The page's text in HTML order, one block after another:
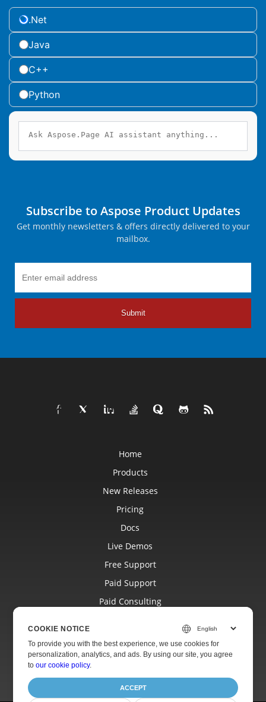
.Net
Java
C++
Python
Subscribe to Aspose Product Updates
Get monthly newsletters & offers directly delivered to your
mailbox.
Submit
Home
Products
New Releases
Pricing
Docs
Live Demos
Free Support
Paid Support
Paid Consulting
Websites
About
COOKIE NOTICE
To provide you with the best experience, we use cookies for
personalization, analytics, and ads. By using our site, you agree
toour cookie policy.
ACCEPT